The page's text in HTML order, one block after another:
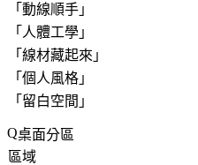
「 動線順手 」
「 人體工學 」
「 線材藏起來 」
「 個人風格 」
「 留白空間 」
桌面分區
區域